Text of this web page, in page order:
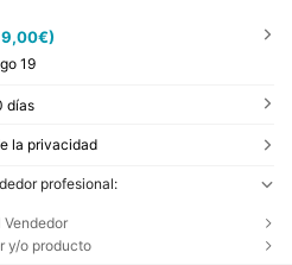
9,00€)
19
días
la privacidad
profesional:
y/o producto